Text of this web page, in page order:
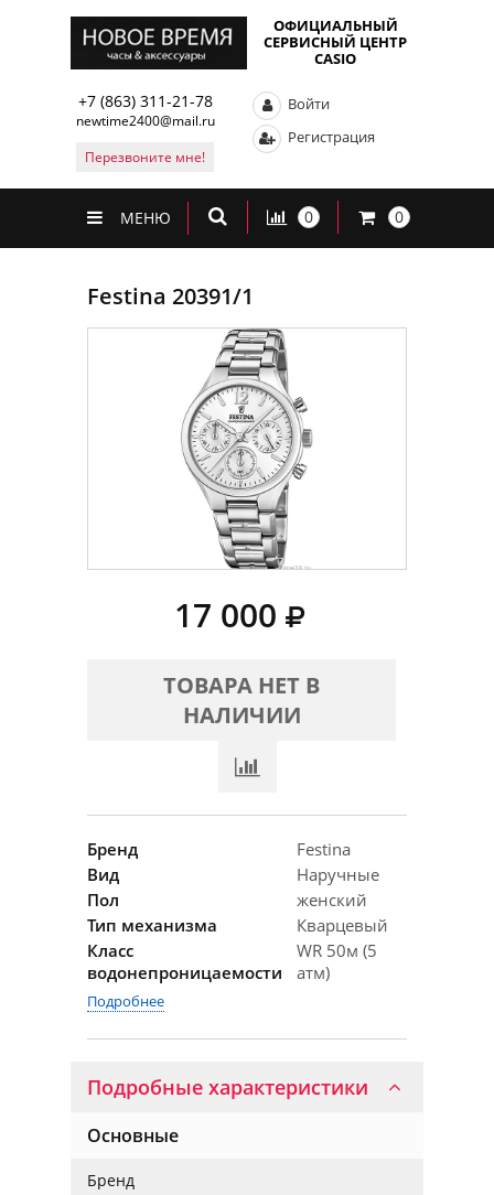
ОФИЦИАЛЬНЫЙ
СЕРВИСНЫЙ ЦЕНТР
CASIO
+7 (863) 311-21-78
newtime2400@mail.ru
Перезвоните мне!
Войти
Регистрация
МЕНЮ 0 0
Festina 20391/1
17 000
ТОВАРА НЕТ В
НАЛИЧИИ
Бренд
Festina
Вид
Наручные
Пол
женский
Тип механизма
Кварцевый
Класс
водонепроницаемости
WR 50м (5
атм)
Подробнее
Подробные характеристики
Основные
Бренд